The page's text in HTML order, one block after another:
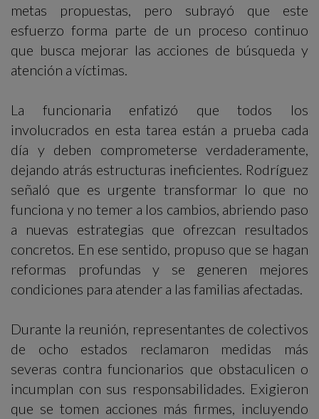
metas propuestas, pero subrayó que este
esfuerzo forma parte de un proceso continuo
que busca mejorar las acciones de búsqueda y
atención a víctimas.
La funcionaria enfatizó que todos los
involucrados en esta tarea están a prueba cada
día y deben comprometerse verdaderamente,
dejando atrás estructuras ineficientes. Rodríguez
señaló que es urgente transformar lo que no
funciona y no temer a los cambios, abriendo paso
a nuevas estrategias que ofrezcan resultados
concretos. En ese sentido, propuso que se hagan
reformas profundas y se generen mejores
condiciones para atender a las familias afectadas.
Durante la reunión, representantes de colectivos
de ocho estados reclamaron medidas más
severas contra funcionarios que obstaculicen o
incumplan con sus responsabilidades. Exigieron
que se tomen acciones más firmes, incluyendo